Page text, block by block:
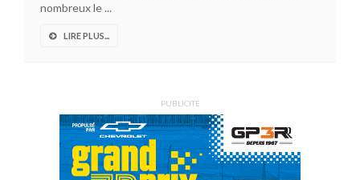
nombreux le ...
LIRE PLUS...
PUBLICITÉ